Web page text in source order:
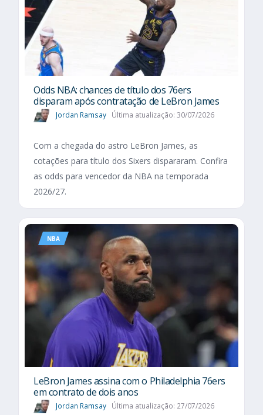
Odds NBA: chances de título dos 76ers
disparam após contratação de LeBron James
Jordan Ramsay Última atualização: 30/07/2026
Com a chegada do astro LeBron James, as
cotações para título dos Sixers dispararam. Confira
as odds para vencedor da NBA na temporada
2026/27.
NBA
LeBron James assina com o Philadelphia 76ers
em contrato de dois anos
Jordan Ramsay Última atualização: 27/07/2026